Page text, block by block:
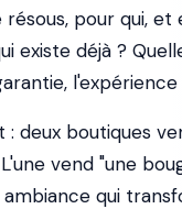
pour qui, et
existe déjà ?
deux boutiques
vend "une
qui